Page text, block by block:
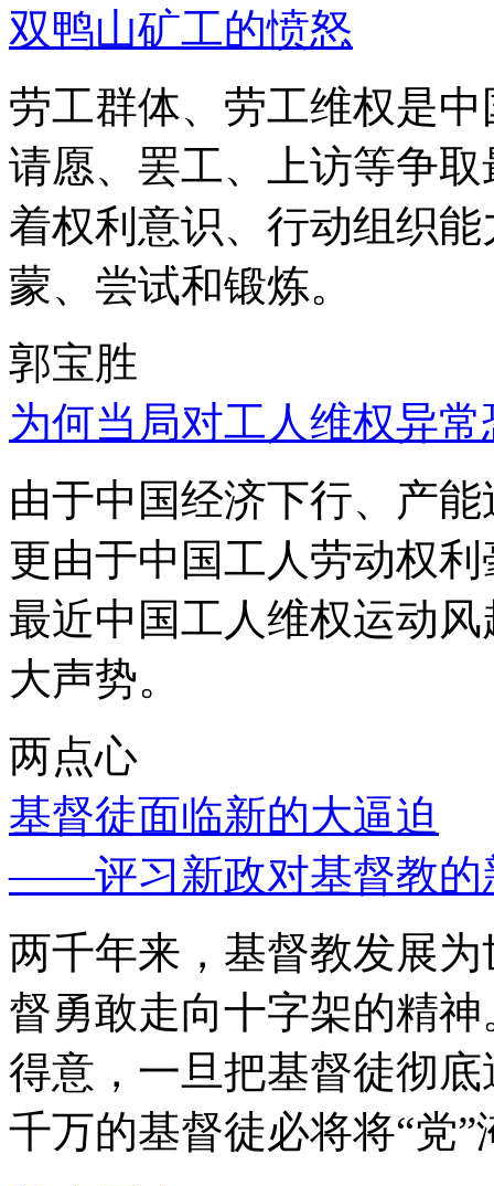
双鸭山矿工的愤怒
劳工群体、劳工维权是
请愿、罢工、上访等争
着权利意识、行动组织
蒙、尝试和锻炼。
郭宝胜
为何当局对工人维权异
由于中国经济下行、产
更由于中国工人劳动权
最近中国工人维权运动
大声势。
两点心
基督徒面临新的大逼迫
——评习新政对基督教的
两千年来，基督教发展
督勇敢走向十字架的精
得意，一旦把基督徒彻
千万的基督徒必将将“党”